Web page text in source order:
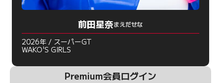
前田星奈まえだせな
2026年 / スーパーGT
WAKO'S GIRLS
Premium会員ログイン